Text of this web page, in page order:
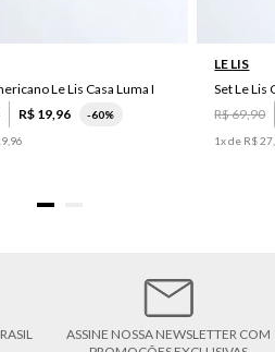
Le Lis Casa Luma I
R$ 19,96 -60%
, 96
LE LIS
R$69,90
1x de R$27
ASSINE NOSSA NEWSLETTER COM